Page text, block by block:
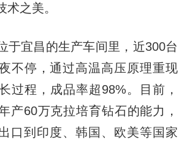
之美。
宜昌的生产车间里，近300台
不停，通过高温高压原理重现
过程，成品率超98%。目前，
产60万克拉培育钻石的能力，
口到印度、韩国、欧美等国家